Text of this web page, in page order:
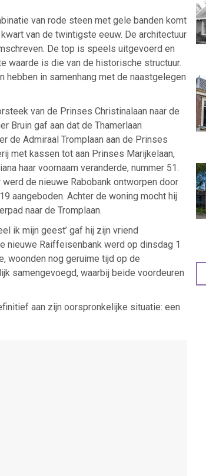
van rode steen met gele banden komt
van de twintigste eeuw. De architectuur
De top is speels uitgevoerd en
waarde is die van de historische structuur.
hebben in samenhang met de naastgelegen
van de Prinses Christinalaan naar de
Bruin gaf aan dat de Thamerlaan
de Admiraal Tromplaan aan de Prinses
met kassen tot aan Prinses Marijkelaan,
haar voornaam veranderde, nummer 51.
de nieuwe Rabobank ontworpen door
aangeboden. Achter de woning mocht hij
naar de Tromplaan.
ik mijn geest’ gaf hij zijn vriend
nieuwe Raiffeisenbank werd op dinsdag 1
woonden nog geruime tijd op de
samengevoegd, waarbij beide voordeuren
aan zijn oorspronkelijke situatie: een